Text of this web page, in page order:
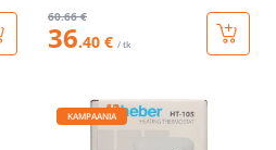
60.66 €
36.40 € / tk
KAMPAANIA